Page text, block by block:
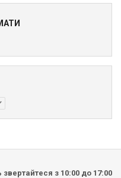
звертайтеся з 10:00 до 17:00